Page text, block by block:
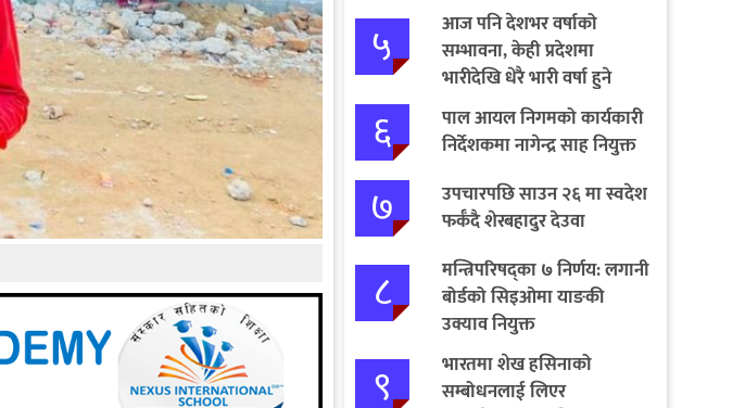
५
आज पनि देशभर वर्षाको
सम्भावना, केही प्रदेशमा
भारीदेखि धेरै भारी वर्षा हुने
चेतावनी
६
पाल आयल निगमको कार्यकारी
निर्देशकमा नागेन्द्र साह नियुक्त
७
उपचारपछि साउन २६ मा स्वदेश
फर्कँदै शेरबहादुर देउवा
८
मन्त्रिपरिषद्का ७ निर्णय: लगानी
बोर्डको सिइओमा याङकी
उक्याव नियुक्त
९
भारतमा शेख हसिनाको
सम्बोधनलाई लिएर